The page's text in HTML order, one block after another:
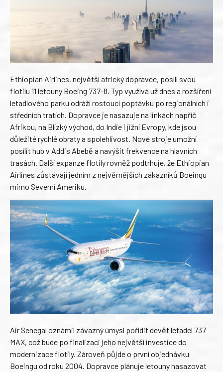
Ethiopian Airlines, největší africký dopravce, posílí svou
flotilu 11 letouny Boeing 737-8. Typ využívá už dnes a rozšíření
letadlového parku odráží rostoucí poptávku po regionálních i
středních tratích. Dopravce je nasazuje na linkách napříč
Afrikou, na Blízký východ, do Indie i jižní Evropy, kde jsou
důležité rychlé obraty a spolehlivost. Nové stroje umožní
posílit hub v Addis Abebě a navýšit frekvence na hlavních
trasách. Další expanze flotily rovněž podtrhuje, že Ethiopian
Airlines zůstávají jedním z nejvěrnějších zákazníků Boeingu
mimo Severní Ameriku.
Air Senegal oznámil závazný úmysl pořídit devět letadel 737
MAX, což bude po finalizaci jeho největší investice do
modernizace flotily. Zároveň půjde o první objednávku
Boeingu od roku 2004. Dopravce plánuje letouny nasazovat